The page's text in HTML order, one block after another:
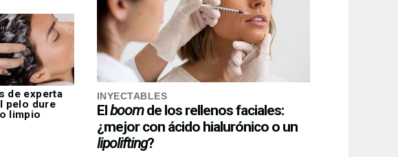
INYECTABLES
Elboomde los rellenos faciales:
¿mejor con ácido hialurónico o un
lipolifting?
de experta
pelo dure
limpio